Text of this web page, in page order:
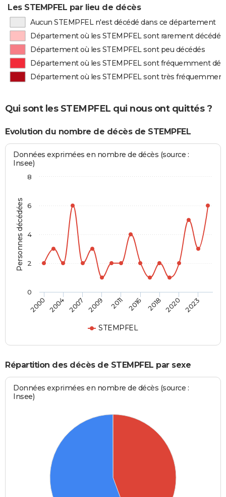
Les STEMPFEL par lieu de décès
Aucun STEMPFEL n'est décédé dans ce département
Département où les STEMPFEL sont rarement décédés
Département où les STEMPFEL sont peu décédés
Département où les STEMPFEL sont fréquemment
Département où les STEMPFEL sont très
Qui sont les STEMPFEL qui nous ont quittés ?
Evolution du nombre de décès de STEMPFEL
Personnes décédées
Données exprimées en nombre de décès (source :
Insee)
STEMPFEL
2000 2004 2007 2009 2011 2016 2018 2020 2023
0
2
4
6
8
Répartition des décès de STEMPFEL par sexe
Données exprimées en nombre de décès (source :
Insee)